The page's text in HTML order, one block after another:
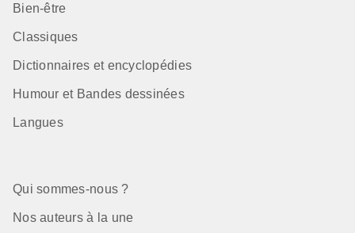
Bien-être
Classiques
Dictionnaires et encyclopédies
Humour et Bandes dessinées
Langues
Qui sommes-nous ?
Nos auteurs à la une